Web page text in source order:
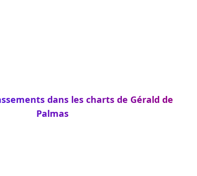
dans les charts de Gérald de
Palmas